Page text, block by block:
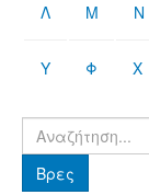
Λ Μ Ν
Υ Φ Χ
Βρες
Βρες